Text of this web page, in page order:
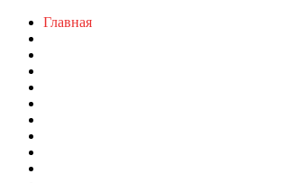
Главная